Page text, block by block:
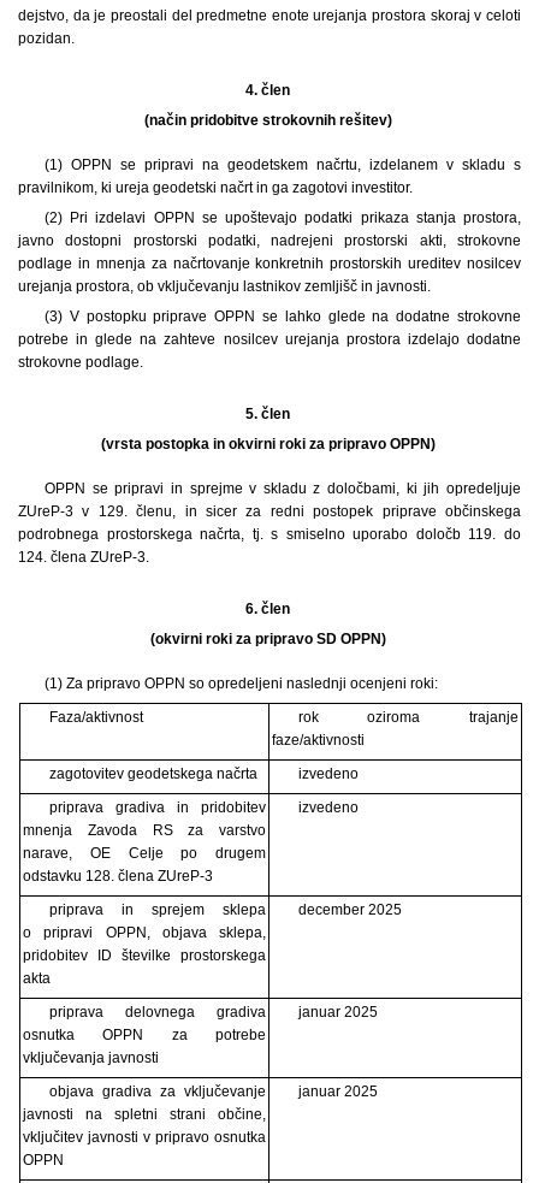
dejstvo, da je preostali del predmetne enote urejanja prostora skoraj v celoti
pozidan.
4. člen
(način pridobitve strokovnih rešitev)
(1) OPPN se pripravi na geodetskem načrtu, izdelanem v skladu s
pravilnikom, ki ureja geodetski načrt in ga zagotovi investitor.
(2) Pri izdelavi OPPN se upoštevajo podatki prikaza stanja prostora,
javno dostopni prostorski podatki, nadrejeni prostorski akti, strokovne
podlage in mnenja za načrtovanje konkretnih prostorskih ureditev nosilcev
urejanja prostora, ob vključevanju lastnikov zemljišč in javnosti.
(3) V postopku priprave OPPN se lahko glede na dodatne strokovne
potrebe in glede na zahteve nosilcev urejanja prostora izdelajo dodatne
strokovne podlage.
5. člen
(vrsta postopka in okvirni roki za pripravo OPPN)
OPPN se pripravi in sprejme v skladu z določbami, ki jih opredeljuje
ZUreP-3 v 129. členu, in sicer za redni postopek priprave občinskega
podrobnega prostorskega načrta, tj. s smiselno uporabo določb 119. do
124. člena ZUreP-3.
6. člen
(okvirni roki za pripravo SD OPPN)
(1) Za pripravo OPPN so opredeljeni naslednji ocenjeni roki:
Faza/aktivnost
rok oziroma trajanje
faze/aktivnosti
zagotovitev geodetskega načrta
izvedeno
priprava gradiva in pridobitev
mnenja Zavoda RS za varstvo
narave, OE Celje po drugem
odstavku 128. člena ZUreP-3
izvedeno
priprava in sprejem sklepa
o pripravi OPPN, objava sklepa,
pridobitev ID številke prostorskega
akta
december 2025
priprava delovnega gradiva
osnutka OPPN za potrebe
vključevanja javnosti
januar 2025
objava gradiva za vključevanje
javnosti na spletni strani občine,
vključitev javnosti v pripravo osnutka
OPPN
januar 2025